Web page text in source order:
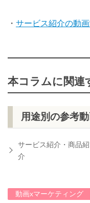
・ サービス紹介の動
本コラムに関連
用途別の参考
サービス紹介・商品紹
介
動画xマーケティング